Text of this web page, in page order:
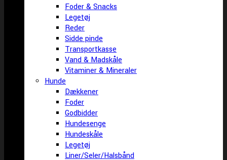
Foder & Snacks
Legetøj
Reder
Sidde pinde
Transportkasse
Vand & Madskåle
Vitaminer & Mineraler
Hunde
Dækkener
Foder
Godbidder
Hundesenge
Hundeskåle
Legetøj
Liner/Seler/Halsbånd